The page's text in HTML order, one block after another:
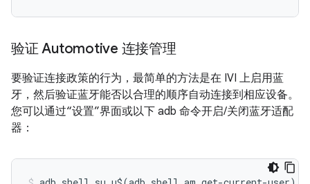
验证 Automotive 连接管理
要验证连接政策的行为，最简单的方法是在 IVI 上启用蓝
牙，然后验证蓝牙能否以合理的顺序自动连接到相应设备。
您可以通过“设置”界面或以下 adb 命令开启/关闭蓝牙适配
器：